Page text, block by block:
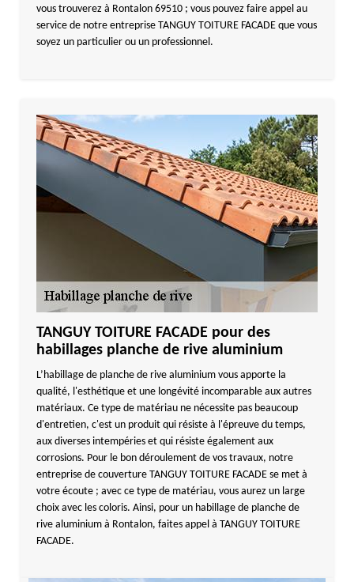
vous trouverez à Rontalon 69510 ; vous pouvez faire appel au
service de notre entreprise TANGUY TOITURE FACADE que vous
soyez un particulier ou un professionnel.
TANGUY TOITURE FACADE pour des
habillages planche de rive aluminium
L’habillage de planche de rive aluminium vous apporte la
qualité, l'esthétique et une longévité incomparable aux autres
matériaux. Ce type de matériau ne nécessite pas beaucoup
d'entretien, c'est un produit qui résiste à l'épreuve du temps,
aux diverses intempéries et qui résiste également aux
corrosions. Pour le bon déroulement de vos travaux, notre
entreprise de couverture TANGUY TOITURE FACADE se met à
votre écoute ; avec ce type de matériau, vous aurez un large
choix avec les coloris. Ainsi, pour un habillage de planche de
rive aluminium à Rontalon, faites appel à TANGUY TOITURE
FACADE.